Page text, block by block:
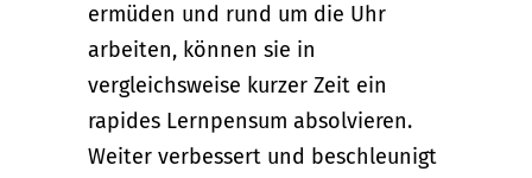
ermüden und rund um die Uhr
arbeiten, können sie in
vergleichsweise kurzer Zeit ein
rapides Lernpensum absolvieren.
Weiter verbessert und beschleunigt